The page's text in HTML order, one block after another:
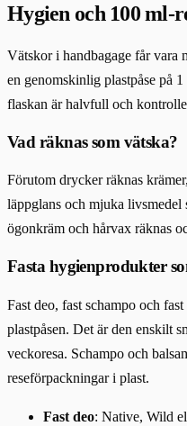
Hygien och 100 ml-
Vätskor i handbagage får vara
en genomskinlig plastpåse på
flaskan är halvfull och
Vad räknas som vätska?
Förutom drycker räknas
läppglans och mjuka livsmedel
ögonkräm och hårvax räknas
Fasta hygienprodukter
Fast deo, fast schampo och
plastpåsen. Det är den enskilt
veckoresa. Schampo och
reseförpackningar i plast.
Fast deo: Native, Wild